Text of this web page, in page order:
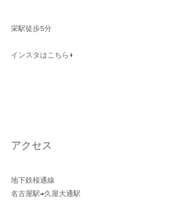
栄駅徒歩5分
インスタはこちら↓
アクセス
地下鉄桜通線
名古屋駅→久屋大通駅